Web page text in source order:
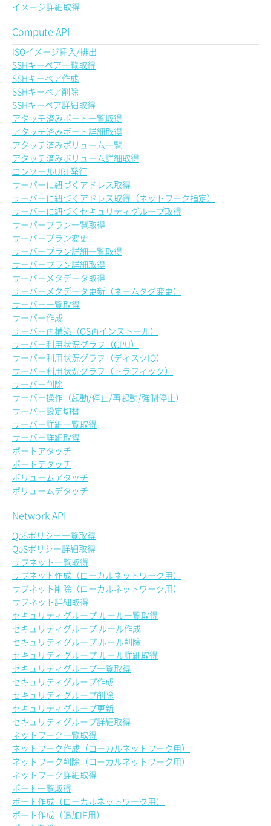
イメージ詳細取得
Compute API
ISOイメージ挿入/排出
SSHキーペア一覧取得
SSHキーペア作成
SSHキーペア削除
SSHキーペア詳細取得
アタッチ済みポート一覧取得
アタッチ済みポート詳細取得
アタッチ済みボリューム一覧
アタッチ済みボリューム詳細取得
コンソールURL発行
サーバーに紐づくアドレス取得
サーバーに紐づくアドレス取得（ネットワーク指定）
サーバーに紐づくセキュリティグループ取得
サーバープラン一覧取得
サーバープラン変更
サーバープラン詳細一覧取得
サーバープラン詳細取得
サーバーメタデータ取得
サーバーメタデータ更新（ネームタグ変更）
サーバー一覧取得
サーバー作成
サーバー再構築（OS再インストール）
サーバー利用状況グラフ（CPU）
サーバー利用状況グラフ（ディスクIO）
サーバー利用状況グラフ（トラフィック）
サーバー削除
サーバー操作（起動/停止/再起動/強制停止）
サーバー設定切替
サーバー詳細一覧取得
サーバー詳細取得
ポートアタッチ
ポートデタッチ
ボリュームアタッチ
ボリュームデタッチ
Network API
QoSポリシー一覧取得
QoSポリシー詳細取得
サブネット一覧取得
サブネット作成（ローカルネットワーク用）
サブネット削除（ローカルネットワーク用）
サブネット詳細取得
セキュリティグループ ルール一覧取得
セキュリティグループ ルール作成
セキュリティグループ ルール削除
セキュリティグループ ルール詳細取得
セキュリティグループ一覧取得
セキュリティグループ作成
セキュリティグループ削除
セキュリティグループ更新
セキュリティグループ詳細取得
ネットワーク一覧取得
ネットワーク作成（ローカルネットワーク用）
ネットワーク削除（ローカルネットワーク用）
ネットワーク詳細取得
ポート一覧取得
ポート作成（ローカルネットワーク用）
ポート作成（追加IP用）